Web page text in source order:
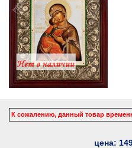
К сожалению, данный товар
цена: